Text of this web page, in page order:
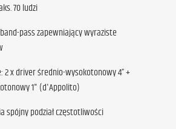
70 ludzi
pass zapewniający wyraziste
2 x driver średnio-wysokotonowy 4” +
1" (d'Appolito)
spójny podział częstotliwości